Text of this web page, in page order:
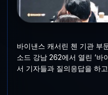
바이낸스 캐서린 첸 기관 부
소드 강남 262에서 열린 ‘바
서 기자들과 질의응답을 하